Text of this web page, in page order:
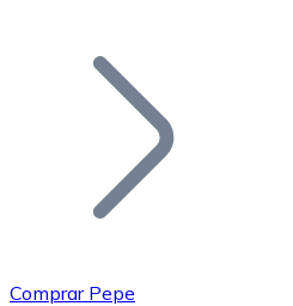
Añade tu proyecto a
Comprar Pepe